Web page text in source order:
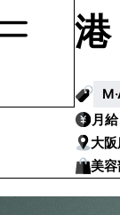
港
月
大
美